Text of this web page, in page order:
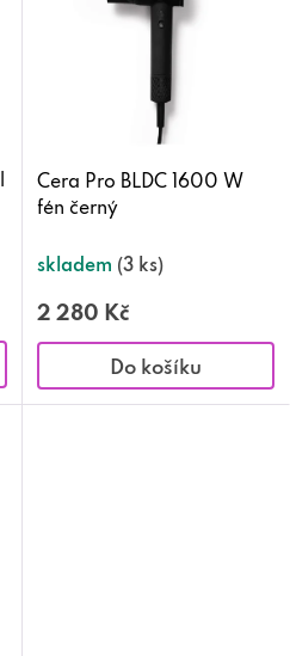
Cera Pro BLDC 1600 W
fén černý
skladem (3 ks)
2 280 Kč
Do košíku